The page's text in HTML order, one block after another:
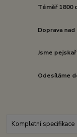
Téměř 1800
Doprava nad
Jsme
Odesíláme
Kompletní specifikace